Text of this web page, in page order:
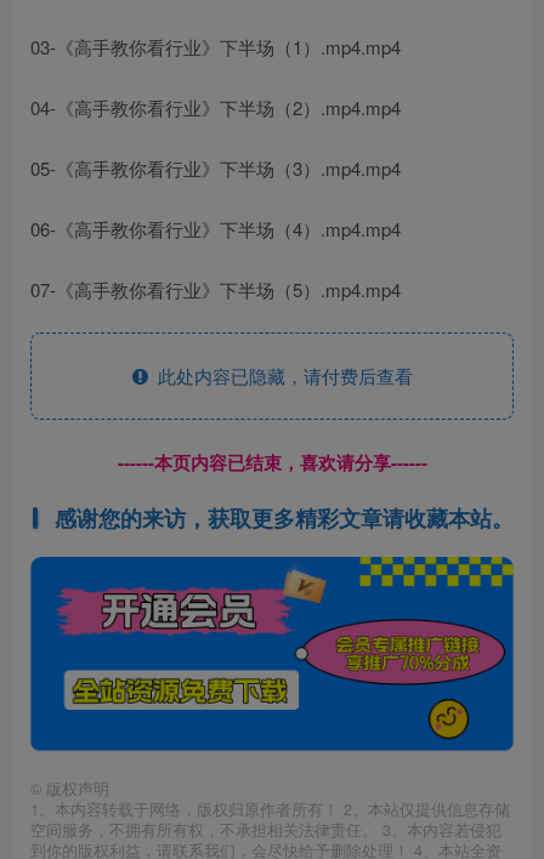
03-《高手教你看行业》下半场（1）.mp4.mp4
04-《高手教你看行业》下半场（2）.mp4.mp4
05-《高手教你看行业》下半场（3）.mp4.mp4
06-《高手教你看行业》下半场（4）.mp4.mp4
07-《高手教你看行业》下半场（5）.mp4.mp4
此处内容已隐藏，请付费后查看
------本页内容已结束，喜欢请分享------
感谢您的来访，获取更多精彩文章请收藏本站。
© 版权声明
1、本内容转载于网络，版权归原作者所有！ 2、本站仅提供信息存储
空间服务，不拥有所有权，不承担相关法律责任。 3、本内容若侵犯
到你的版权利益，请联系我们，会尽快给予删除处理！ 4、本站全资